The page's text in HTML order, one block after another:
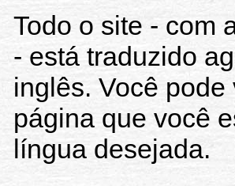
Todo o site - com
- está traduzido
inglês. Você
página que você
língua desejada.